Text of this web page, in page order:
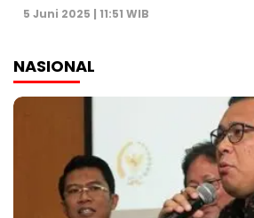
5 Juni 2025 | 11:51 WIB
NASIONAL